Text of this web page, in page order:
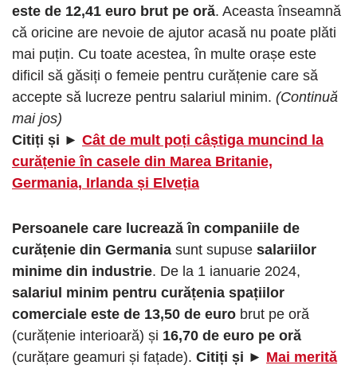
este de 12,41 euro brut pe oră. Aceasta înseamnă
că oricine are nevoie de ajutor acasă nu poate plăti
mai puțin. Cu toate acestea, în multe orașe este
dificil să găsiți o femeie pentru curățenie care să
accepte să lucreze pentru salariul minim. (Continuă
mai jos)
Citiți și ► Cât de mult poți câștiga muncind la
curățenie în casele din Marea Britanie,
Germania, Irlanda și Elveția
Persoanele care lucrează în companiile de
curățenie din Germania sunt supuse salariilor
minime din industrie. De la 1 ianuarie 2024,
salariul minim pentru curățenia spațiilor
comerciale este de 13,50 de euro brut pe oră
(curățenie interioară) și 16,70 de euro pe oră
(curățare geamuri și fațade). Citiți și ► Mai merită